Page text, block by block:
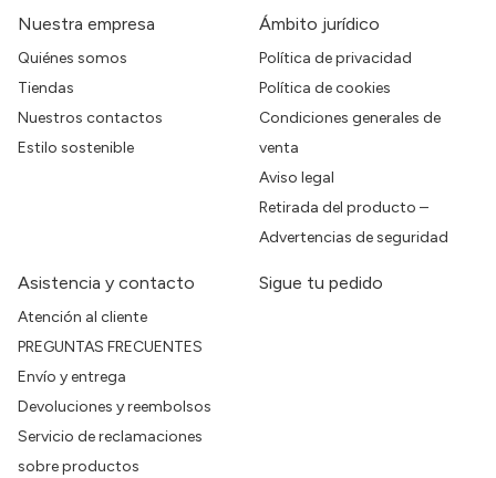
Nuestra empresa
Quiénes somos
Tiendas
Nuestros contactos
Estilo sostenible
Ámbito jurídico
Política de privacidad
Política de cookies
Condiciones generales de
venta
Aviso legal
Retirada del producto –
Advertencias de seguridad
Asistencia y contacto
Atención al cliente
PREGUNTAS FRECUENTES
Envío y entrega
Devoluciones y reembolsos
Servicio de reclamaciones
sobre productos
Sigue tu pedido